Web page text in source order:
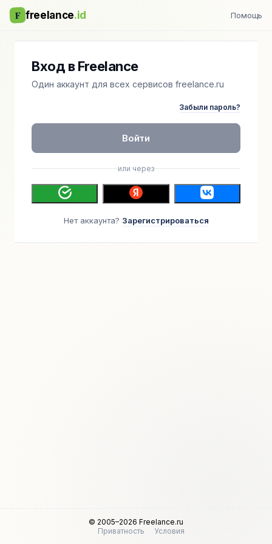
F freelance.id Помощь
Вход в Freelance
Один аккаунт для всех сервисов freelance.ru
Забыли пароль?
Войти
или через
Нет аккаунта? Зарегистрироваться
© 2005–2026 Freelance.ru
Приватность
Условия